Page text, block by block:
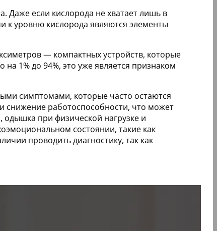
Даже если кислорода не хватает лишь в
к уровню кислорода являются элементы
— компактных устройств, которые
1% до 94%, это уже является признаком
симптомами, которые часто остаются
снижение работоспособности, что может
одышка при физической нагрузке и
состоянии, такие как
проводить диагностику, так как